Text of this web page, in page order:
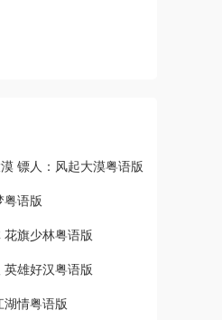
镖人：风起大漠粤语版
粤语版
旗少林粤语版
雄好汉粤语版
湖情粤语版